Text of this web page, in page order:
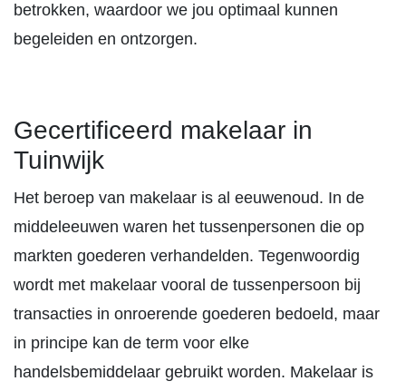
betrokken, waardoor we jou optimaal kunnen
begeleiden en ontzorgen.
Gecertificeerd makelaar in
Tuinwijk
Het beroep van makelaar is al eeuwenoud. In de
middeleeuwen waren het tussenpersonen die op
markten goederen verhandelden. Tegenwoordig
wordt met makelaar vooral de tussenpersoon bij
transacties in onroerende goederen bedoeld, maar
in principe kan de term voor elke
handelsbemiddelaar gebruikt worden. Makelaar is